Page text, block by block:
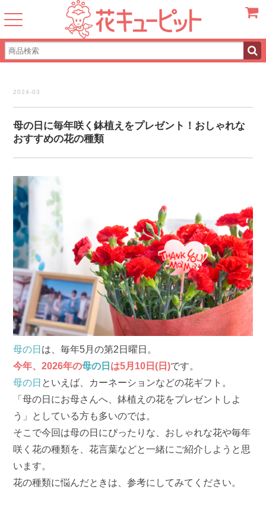
2024-03
母の日に毎年咲く鉢植えをプレゼント！おしゃれな
おすすめの花の種類
母の日 は、毎年5月の第2日曜日。
今年、2026年の母の日 は5月10日(日)です。
母の日 といえば、カーネーションなどの花ギフト。
「母の日にお母さんへ、鉢植えの花をプレゼントしよ
う」としている方も多いのでは。
そこで今回は母の日にぴったりな、おしゃれな花や毎年
咲く花の種類を、花言葉などと一緒にご紹介しようと思
います。
花の種類に悩んだときは、参考にしてみてください。